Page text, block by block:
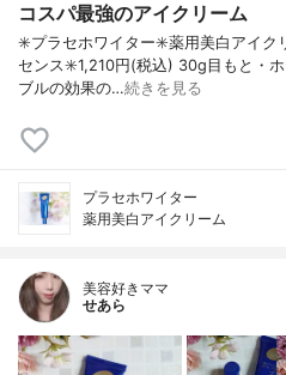
コスパ最強のアイクリーム
✳️プラセホワイター✳️薬用美白アイク
センス✳️1,210円(税込) 30g目もと・
ブルの効果の…続きを見る
プラセホワイター
薬用美白アイクリーム
美容好きママ
せあら